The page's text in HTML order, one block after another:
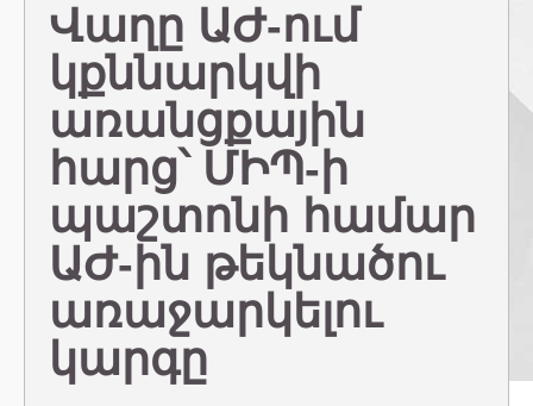
Վաղը ԱԺ-ում
կքննարկվի
առանցքային
հարց՝ ՄԻՊ-ի
պաշտոնի համար
ԱԺ-ին թեկնածու
առաջարկելու
կարգը